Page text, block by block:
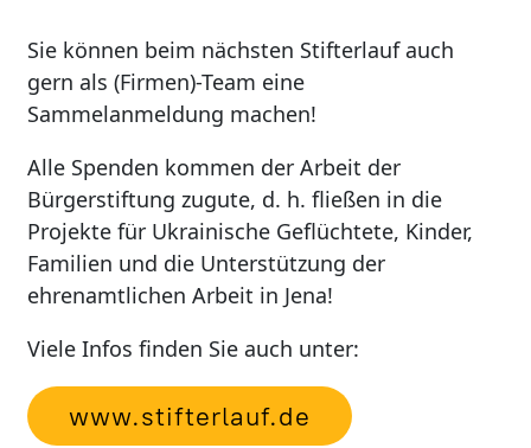
Sie können beim nächsten Stifterlauf auch
gern als (Firmen)-Team eine
Sammelanmeldung machen!
Alle Spenden kommen der Arbeit der
Bürgerstiftung zugute, d. h. fließen in die
Projekte für Ukrainische Geflüchtete, Kinder,
Familien und die Unterstützung der
ehrenamtlichen Arbeit in Jena!
Viele Infos finden Sie auch unter:
www.stifterlauf.de